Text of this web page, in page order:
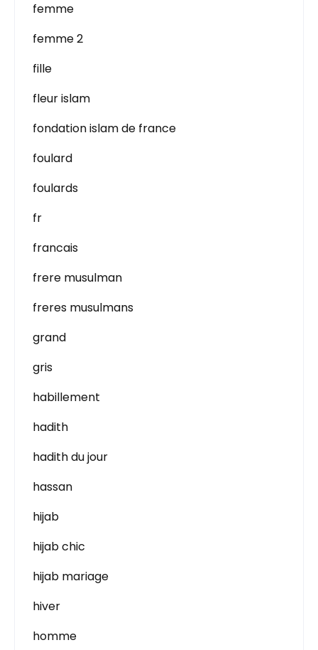
femme
femme 2
fille
fleur islam
fondation islam de france
foulard
foulards
fr
francais
frere musulman
freres musulmans
grand
gris
habillement
hadith
hadith du jour
hassan
hijab
hijab chic
hijab mariage
hiver
homme